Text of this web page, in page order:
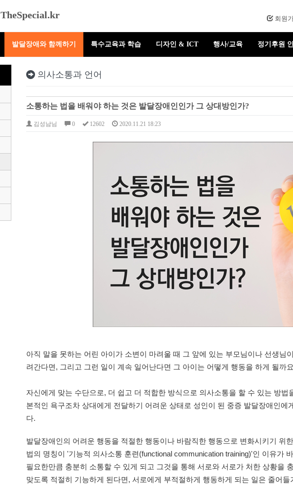
TheSpecial.kr 회원
발달장애와 함께하기 특수교육과 학습 디자인 & ICT 행사/교육 정기후원
의사소통과 언어
소통하는 법을 배워야 하는 것은 발달장애인인가 그 상대방인가?
김성남님 0 12602 2020.11.21 18:23
아직 말을 못하는 어린 아이가 소변이 마려울 때 그 앞에 있는 부모님이나 선생님
려간다면, 그리고 그런 일이 계속 일어난다면 그 아이는 어떻게 행동을 하게 될까
자신에게 맞는 수단으로, 더 쉽고 더 적합한 방식으로 의사소통을 할 수 있는 방법
본적인 욕구조차 상대에게 전달하기 어려운 상태로 성인이 된 중증 발달장애인에
발달장애인의 어려운 행동을 적절한 행동이나 바람직한 행동으로 변화시키기 위
법의 명칭이 '기능적 의사소통 훈련(functional communication training)'인 이유가
필요한만큼 충분히 소통할 수 있게 되고 그것을 통해 서로와 서로가 처한 상황을